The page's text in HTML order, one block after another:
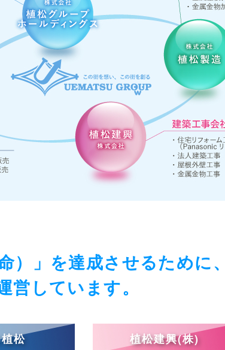
）」を達成させるために、
営しています。
松 植松建興(株)